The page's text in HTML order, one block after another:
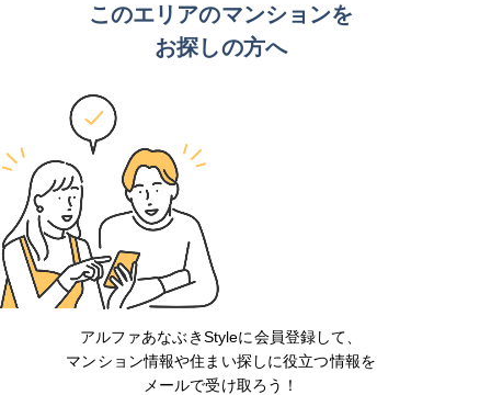
このエリアのマンションを
お探しの方へ
アルファあなぶきStyleに会員登録して、
マンション情報や住まい探しに役立つ情報を
メールで受け取ろう！